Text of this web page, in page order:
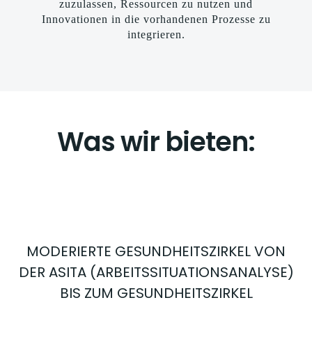
zuzulassen, Ressourcen zu nutzen und
Innovationen in die vorhandenen Prozesse zu
integrieren.
Was wir bieten:
MODERIERTE GESUNDHEITSZIRKEL VON
DER ASITA (ARBEITSSITUATIONSANALYSE)
BIS ZUM GESUNDHEITSZIRKEL